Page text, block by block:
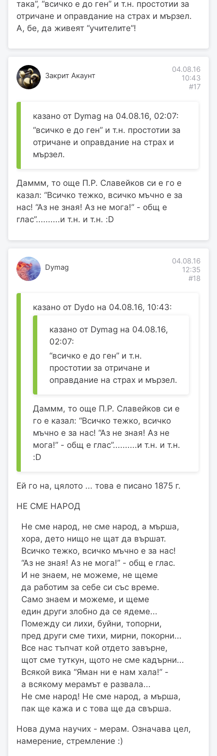
така”, “всичко е до ген” и т.н. простотии за
отричане и оправдание на страх и мързел.
А, бе, да живеят “учителите”!
Закрит Акаунт
04.08.16
10:43
#17
казано от Dymag на 04.08.16, 02:07:
“всичко е до ген” и т.н. простотии за
отричане и оправдание на страх и
мързел.
Даммм, то още П.Р. Славейков си е го е
казал: “Всичко тежко, всичко мъчно е за
нас! “Аз не зная! Аз не мога!” - общ е
глас”..........и т.н. и т.н. :D
Dymag
04.08.16
12:35
#18
казано от Dydo на 04.08.16, 10:43:
казано от Dymag на 04.08.16,
02:07:
“всичко е до ген” и т.н.
простотии за отричане и
оправдание на страх и мързел.
Даммм, то още П.Р. Славейков си е
го е казал: “Всичко тежко, всичко
мъчно е за нас! “Аз не зная! Аз не
мога!” - общ е глас”..........и т.н. и т.н.
:D
Ей го на, цялото ... това е писано 1875 г.
НЕ СМЕ НАРОД
Не сме народ, не сме народ, а мърша,
хора, дето нищо не щат да вършат.
Всичко тежко, всичко мъчно е за нас!
“Аз не зная! Аз не мога!” - общ е глас.
И не знаем, не можеме, не щеме
да работим за себе си със време.
Само знаем и можеме, и щеме
един други злобно да се ядеме...
Помежду си лихи, буйни, топорни,
пред други сме тихи, мирни, покорни...
Все нас тъпчат кой отдето завърне,
щот сме туткун, щото не сме кадърни...
Всякой вика “Яман ни е нам хала!” -
а всякому мерамът е развала...
Не сме народ! Не сме народ, а мърша,
пак ще кажа и с това ще да свърша.
Нова дума научих - мерам. Означава цел,
намерение, стремление :)